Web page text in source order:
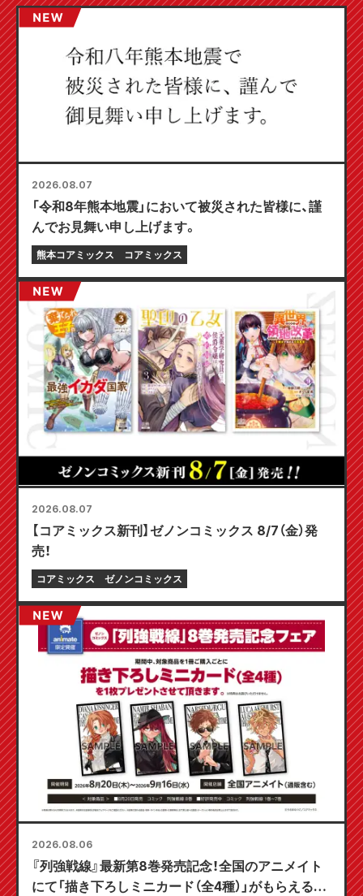
2026.08.07
「令和8年熊本地震」において被災された皆様に、謹
んでお見舞い申し上げます。
熊本コアミックス コアミックス
2026.08.07
【コアミックス新刊】ゼノンコミックス 8/7（金）発
売！
コアミックス ゼノンコミックス
2026.08.06
『列強戦線』最新第8巻発売記念！全国のアニメイト
にて「描き下ろしミニカード（全4種）」がもらえる限